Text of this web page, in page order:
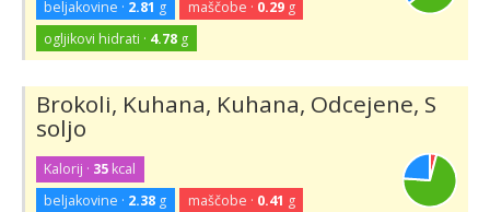
beljakovine · 2.81 g maščobe · 0.29g
ogljikovi hidrati · 4.78 g
Brokoli, Kuhana, Kuhana, Odcejene, S
soljo
Kalorij · 35 kcal
beljakovine · 2.38 g maščobe · 0.41 g